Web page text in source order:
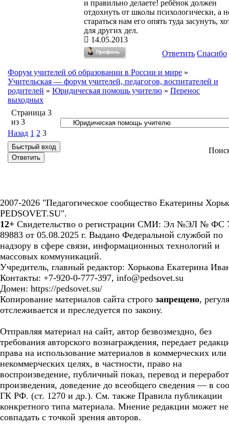
и правильно делаете! ребёнок должен
отдохнуть от школы психологически, а
стараться нам его опять туда засунуть,
для других дел.
14.05.2013
Ответить Спасибо
Форум учителей об образовании в России и мире »
Учительская — форум учителей, педагогов, воспитателей и
родителей » Юридическая помощь учителю » Перенос
выходных
Страница 3
из 3
Назад 1 2 3
2007-2026 "Педагогическое сообщество Екатерины
PEDSOVET.SU".
12+ Свидетельство о регистрации СМИ: Эл №ЭЛ № ФС
89883 от 05.08.2025 г. Выдано Федеральной службой по
надзору в сфере связи, информационных технологий и
массовых коммуникаций.
Учредитель, главный редактор: Хорькова Екатерина
Контакты: +7-920-0-777-397, info@pedsovet.su
Домен: https://pedsovet.su/
Копирование материалов сайта строго запрещено,
отслеживается и преследуется по закону.
Отправляя материал на сайт, автор безвозмездно, без
требования авторского вознаграждения, передает
права на использование материалов в коммерческих или
некоммерческих целях, в частности, право на
воспроизведение, публичный показ, перевод и
произведения, доведение до всеобщего сведения — в
ГК РФ. (ст. 1270 и др.). См. также Правила публикации
конкретного типа материала. Мнение редакции может не
совпадать с точкой зрения авторов.